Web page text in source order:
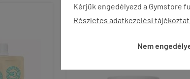
Kérjük engedélyezd a Gymstore
Részletes adatkezelési
Nem